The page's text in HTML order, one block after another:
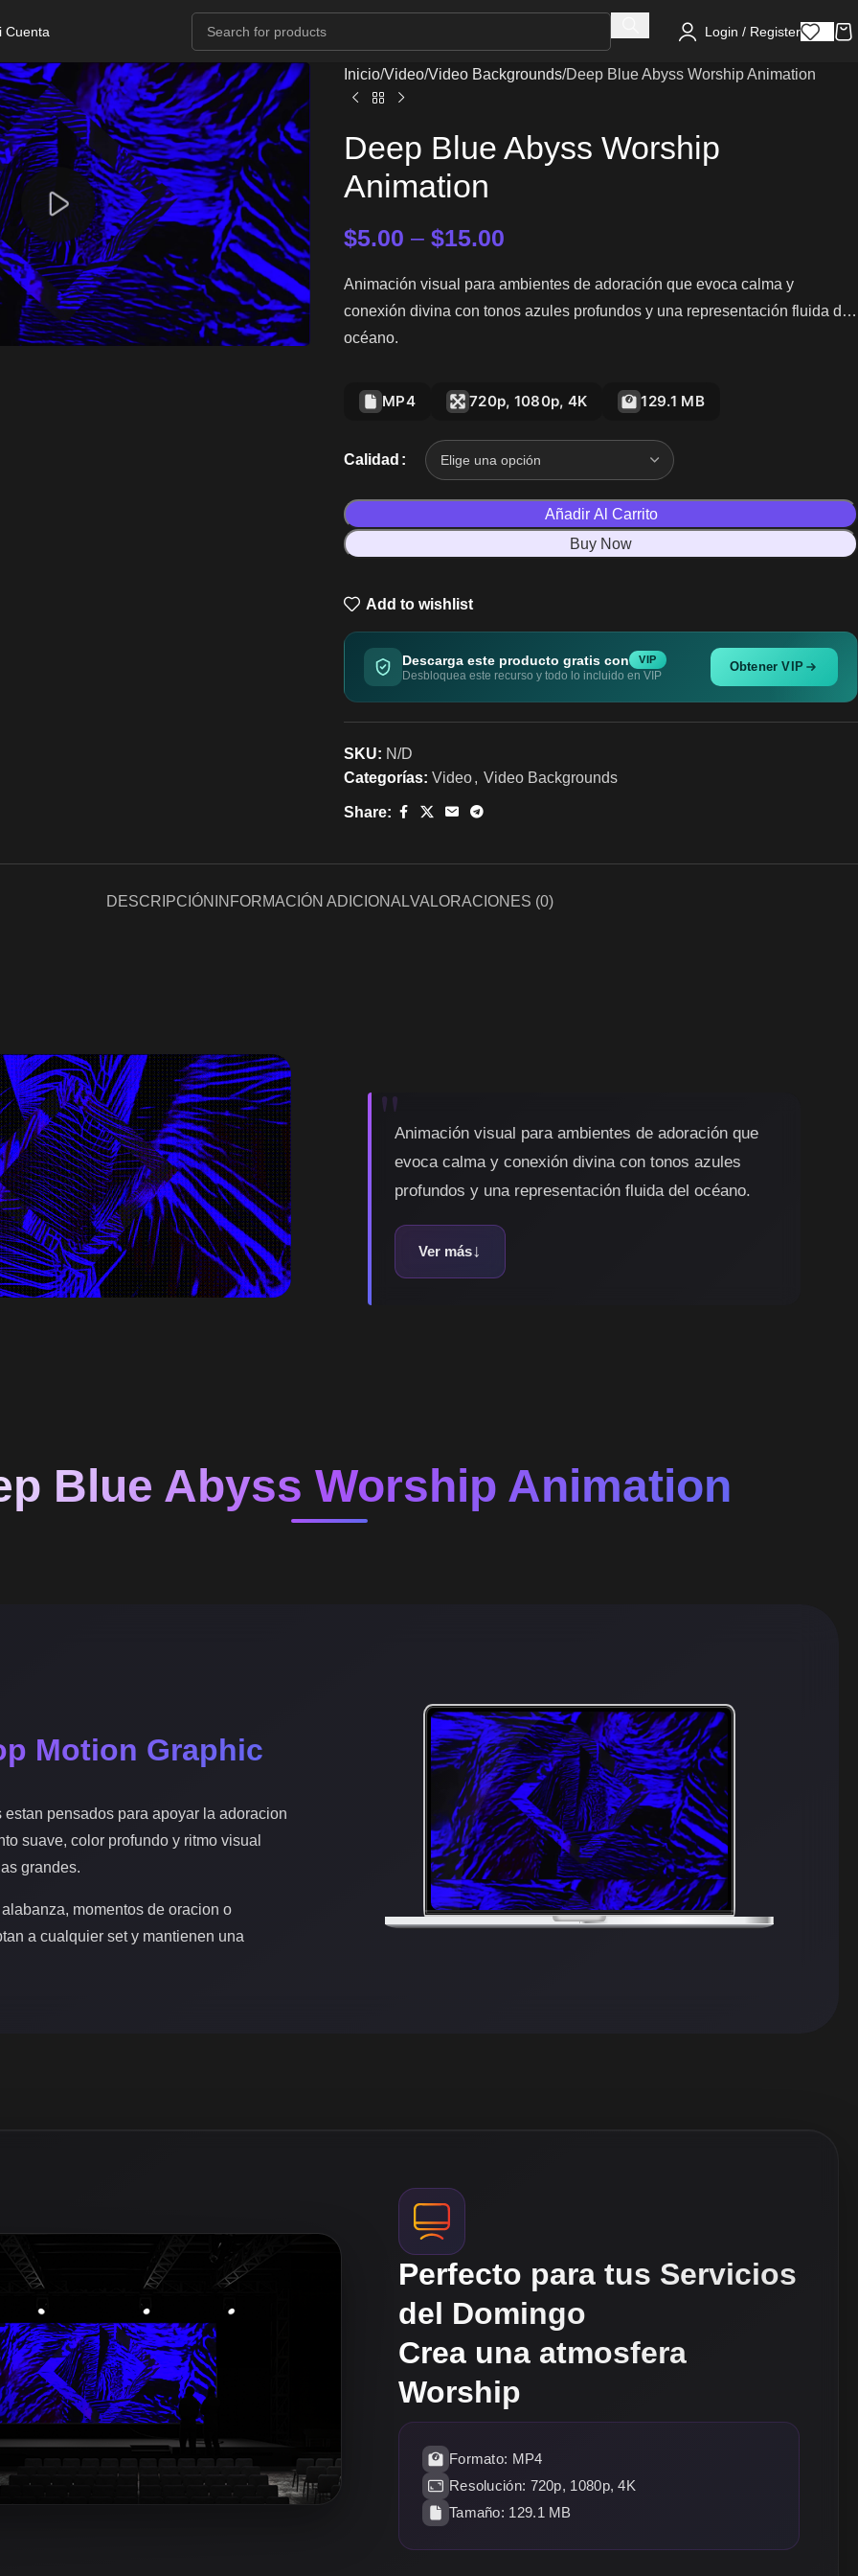
Cuenta Login / Register
Inicio Video Video Backgrounds Deep Blue Abyss Worship Animation
Deep Blue Abyss Worship
Animation
$5.00 – $15.00
Animación visual para ambientes de adoración que evoca calma y
conexión divina con tonos azules profundos y una representación fluida del
océano.
MP4 720p, 1080p, 4K 129.1 MB
Calidad
Añadir Al Carrito
Buy Now
Add to wishlist
Descarga este producto gratis con VIP
Desbloquea este recurso y todo lo incluido en VIP
Obtener VIP
SKU: N/D
Categorías: Video, Video Backgrounds
Share:
DESCRIPCIÓN INFORMACIÓN ADICIONALVALORACIONES (0)
Animación visual para ambientes de adoración que
evoca calma y conexión divina con tonos azules
profundos y una representación fluida del océano.
Ver más
Blue Abyss Worship Animation
Motion Graphic
pensados para apoyar la adoracion
suave, color profundo y ritmo visual
grandes.
momentos de oracion o
a cualquier set y mantienen una
Perfecto para tus Servicios
del Domingo
Crea una atmosfera
Worship
Formato: MP4
Resolución: 720p, 1080p, 4K
Tamaño: 129.1 MB